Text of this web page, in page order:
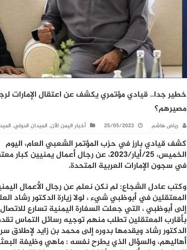
خطير جدا.. قيادي مؤتمري يكشف عن اعتقال الإمارات
مصيرهم؟
رياض هاشم 25/05/2023 أخبار اليمن الآن, الميدان الدولي,
كشف قيادي بارز في حزب المؤتمر الشعبي العام، اليوم
الخميس، 25/أيار/2023، عن رجال أعمال يمنيين كبار
في سجون الإمارات العربية المتحدة.
وكتب عادل الشجاع: لم نكن نعلم عن رجال الأعمال
المعتقلين في أبوظبي شيء ، لولا زيارة الدكتور رشاد
إلى أبوظبي ، التي جعلت السفارة اليمنية تسارع للاتصال
بأقارب المعتقلين تطلب منهم توجيه رسائل التماس
الدكتور رشاد ويقدمها بدوره إلى محمد بن زايد لإطلاق
أهاليهم، والسؤال الذي يطرح نفسه : ماهي وظيفة